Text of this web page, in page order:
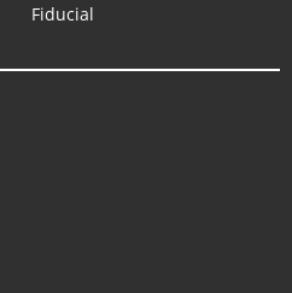
Fiducial